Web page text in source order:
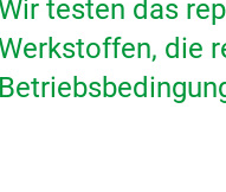
testen das
die